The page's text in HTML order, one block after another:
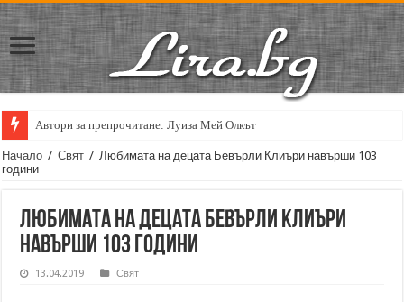
Автори за препрочитане: Луиза Мей Олкът
Кирил Кадийски: „Плачът на големия поет винаги е и сила, и
Начало / Свят / Любимата на децата Бевърли Клиъри навърши 103
години
Любимата на децата Бевърли Клиъри
навърши 103 години
13.04.2019 Свят